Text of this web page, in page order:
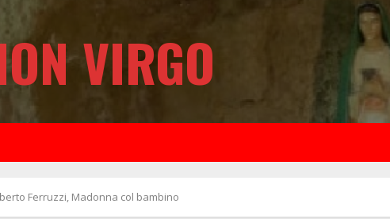
VIRGO
Ferruzzi, Madonna col bambino